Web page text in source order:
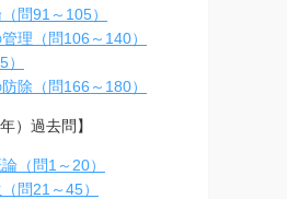
問91～105）
理（問106～140）
除（問166～180）
）過去問】
（問1～20）
問21～45）